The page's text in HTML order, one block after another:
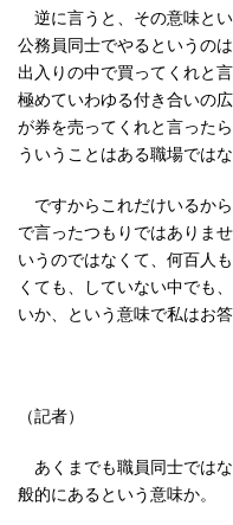
逆に言うと、その意味と
公務員同士でやるというの
出入りの中で買ってくれと
極めていわゆる付き合いの
が券を売ってくれと言った
ういうことはある職場では
ですからこれだけいるか
で言ったつもりではありま
いうのではなくて、何百人
くても、していない中でも
いか、という意味で私はお
（記者）
あくまでも職員同士では
般的にあるという意味か。